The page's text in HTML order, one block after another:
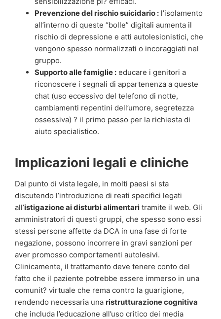
Prevenzione del rischio suicidario : l’isolamento
all’interno di queste “bolle” digitali aumenta il
rischio di depressione e atti autolesionistici, che
vengono spesso normalizzati o incoraggiati nel
gruppo.
Supporto alle famiglie : educare i genitori a
riconoscere i segnali di appartenenza a queste
chat (uso eccessivo del telefono di notte,
cambiamenti repentini dell’umore, segretezza
ossessiva) ? il primo passo per la richiesta di
aiuto specialistico.
Implicazioni legali e cliniche
Dal punto di vista legale, in molti paesi si sta
discutendo l’introduzione di reati specifici legati
all’istigazione ai disturbi alimentari tramite il web. Gli
amministratori di questi gruppi, che spesso sono essi
stessi persone affette da DCA in una fase di forte
negazione, possono incorrere in gravi sanzioni per
aver promosso comportamenti autolesivi.
Clinicamente, il trattamento deve tenere conto del
fatto che il paziente potrebbe essere immerso in una
comunit? virtuale che rema contro la guarigione,
rendendo necessaria una ristrutturazione cognitiva
che includa l’educazione all’uso critico dei media